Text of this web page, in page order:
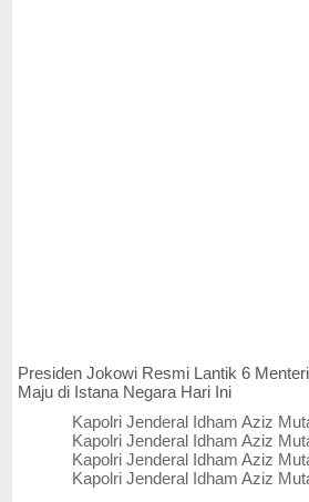
Presiden Jokowi Resmi Lantik 6
Maju di Istana Negara Hari Ini
Kapolri Jenderal Idham Aziz
Kapolri Jenderal Idham Aziz
Kapolri Jenderal Idham Aziz
Kapolri Jenderal Idham Aziz